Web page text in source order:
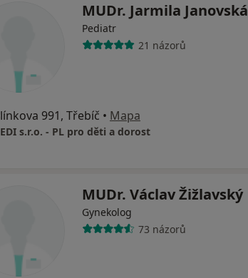
MUDr. Jarmila Janovská
Pediatr
21 názorů
991, Třebíč • Mapa
s.r.o. - PL pro děti a dorost
MUDr. Václav Žižlavský
Gynekolog
73 názorů